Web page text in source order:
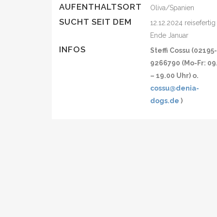
AUFENTHALTSORT Oliva/Spanien
SUCHT SEIT DEM
12.12.2024 reisefertig
Ende Januar
INFOS
Steffi Cossu (02195-
9266790 (Mo-Fr:
– 19.00 Uhr) o.
cossu@denia-
dogs.de )